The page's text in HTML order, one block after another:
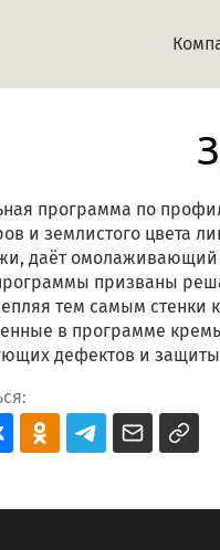
программа по
и землистого цвета
даёт омолаживающий
призваны
тем самым стенки
в программе
дефектов и